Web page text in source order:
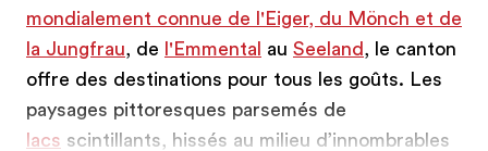
mondialement connue de l'Eiger, du Mönch et de
la Jungfrau, de l'Emmental au Seeland , le canton
offre des destinations pour tous les goûts. Les
paysages pittoresques parsemés de
lacs scintillants, hissés au milieu d’innombrables